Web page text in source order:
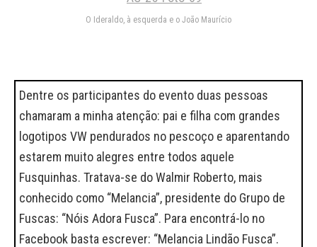
O Ideraldo, à esquerda e o João Maurício
Dentre os participantes do evento duas pessoas
chamaram a minha atenção: pai e filha com grandes
logotipos VW pendurados no pescoço e aparentando
estarem muito alegres entre todos aquele
Fusquinhas. Tratava-se do Walmir Roberto, mais
conhecido como “Melancia”, presidente do Grupo de
Fuscas: “Nóis Adora Fusca”. Para encontrá-lo no
Facebook basta escrever: “Melancia Lindão Fusca”.